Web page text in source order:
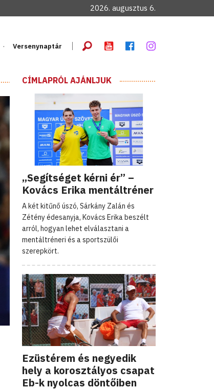
2026. augusztus 6.
Versenynaptár
CÍMLAPRÓL AJÁNLJUK
„Segítséget kérni ér” –
Kovács Erika mentáltréner
A két kitűnő úszó, Sárkány Zalán és
Zétény édesanyja, Kovács Erika beszélt
arról, hogyan lehet elválasztani a
mentáltréneri és a sportszülői
szerepkört.
Ezüstérem és negyedik
hely a korosztályos csapat
Eb-k nyolcas döntőiben